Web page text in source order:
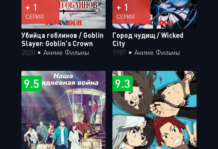
+ 1
СЕРИЯ
Убийца гоблинов / Goblin
Slayer: Goblin's Crown
2020 • Аниме Фильмы
+ 1
СЕРИЯ
Город чудищ / Wicked
City
1987 • Аниме Фильмы
9.5 9.3